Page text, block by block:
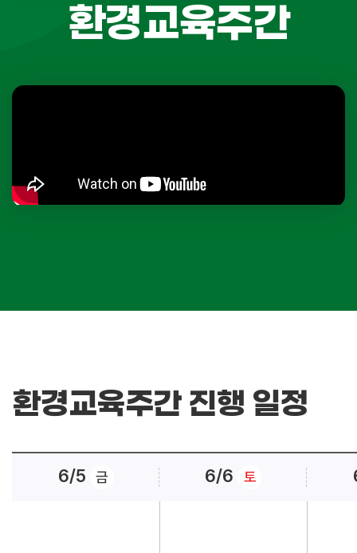
환경교육주간
환경교육주간 진행 일정
6/5 금 6/6 토